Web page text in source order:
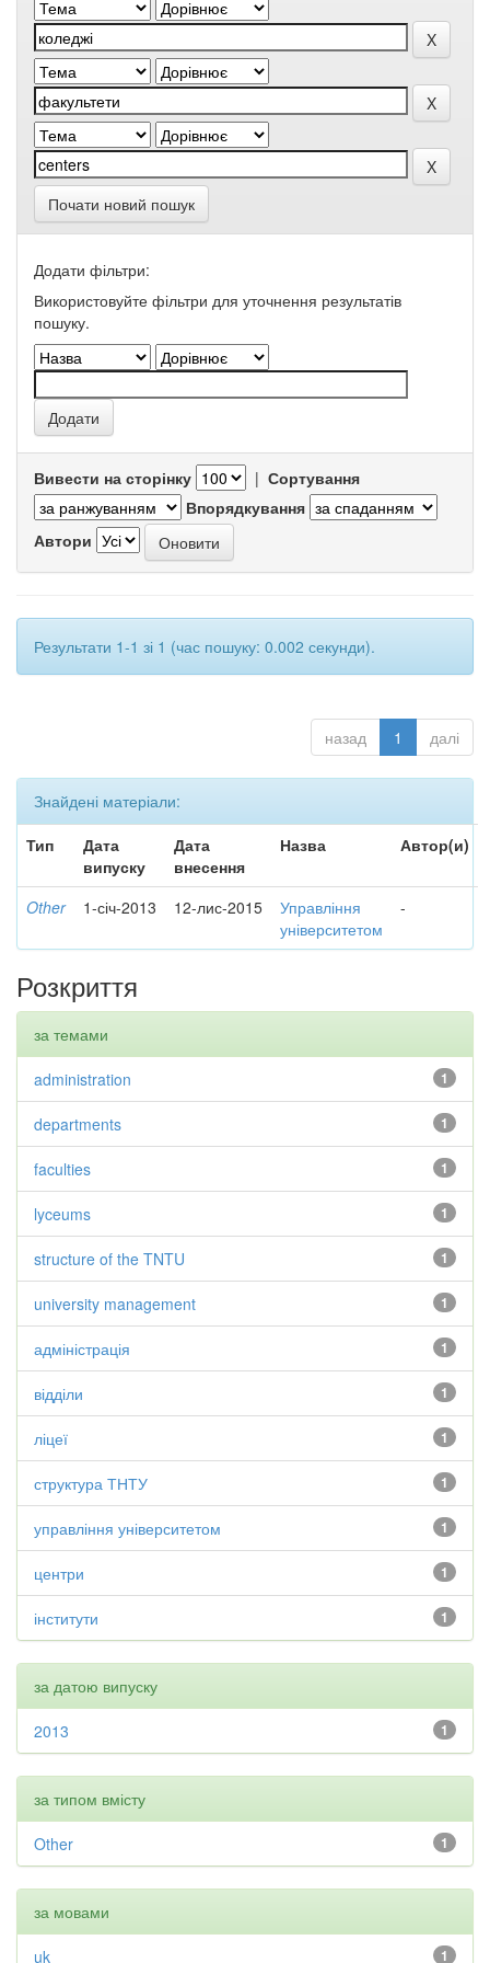
Почати новий пошук
Додати фільтри:
Використовуйте фільтри для уточнення результатів
пошуку.
Вивести на сторінку | Сортування
Впорядкування
Автори
Результати 1-1 зі 1 (час пошуку: 0.002 секунди).
назад 1 далі
Знайдені матеріали:
Тип
Дата
випуску
Дата
внесення
Назва Автор(и)
Other 1-січ-2013 12-лис-2015
Управління
університетом
-
Розкриття
за темами
1
administration
1
departments
1
faculties
1
lyceums
1
structure of the TNTU
1
university management
1
адміністрація
1
відділи
1
ліцеї
1
структура ТНТУ
1
управління університетом
1
центри
1
інститути
за датою випуску
1
2013
за типом вмісту
1
Other
за мовами
1
uk